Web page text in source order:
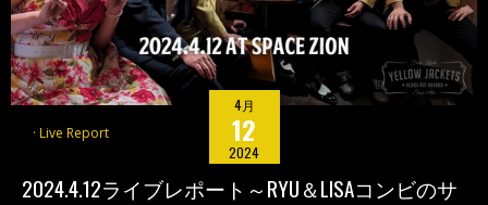
4月
12
2024
Live Report
2024.4.12ライブレポート～RYU＆LISAコンビのサ